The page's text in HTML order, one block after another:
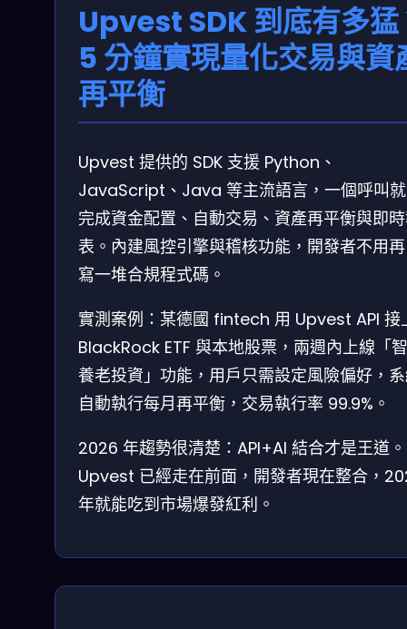
Upvest SDK 到底有多猛
5 分鐘實現量化交易與資
再平衡
Upvest 提供的 SDK 支援 Python、
JavaScript、Java 等主流語言，一個呼叫
完成資金配置、自動交易、資產再平衡與即
表。內建風控引擎與稽核功能，開發者不用
寫一堆合規程式碼。
實測案例：某德國 fintech 用 Upvest API 接
BlackRock ETF 與本地股票，兩週內上線「
養老投資」功能，用戶只需設定風險偏好，
自動執行每月再平衡，交易執行率 99.9%。
2026 年趨勢很清楚：API+AI 結合才是王道。
Upvest 已經走在前面，開發者現在整合，
年就能吃到市場爆發紅利。